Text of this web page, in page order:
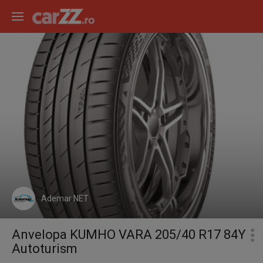
Ademar NET
Anvelopa KUMHO VARA 205/40 R17 84Y
Autoturism